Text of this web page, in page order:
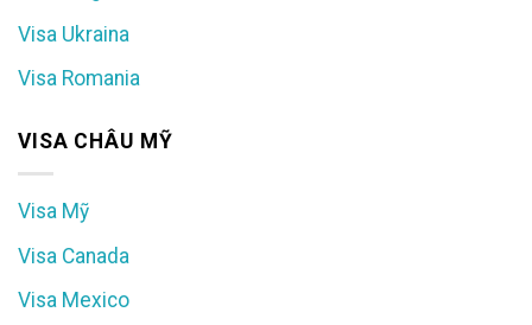
Visa Ukraina
Visa Romania
VISA CHÂU MỸ
Visa Mỹ
Visa Canada
Visa Mexico